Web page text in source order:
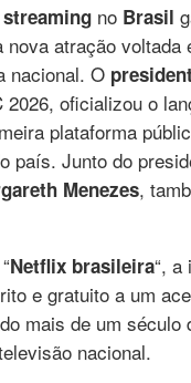
streaming no Brasil
nova atração voltada
nacional. O
2026, oficializou o
plataforma
país. Junto do
Menezes,
Netflix brasileira“, a
e gratuito a um
mais de um século
nacional.